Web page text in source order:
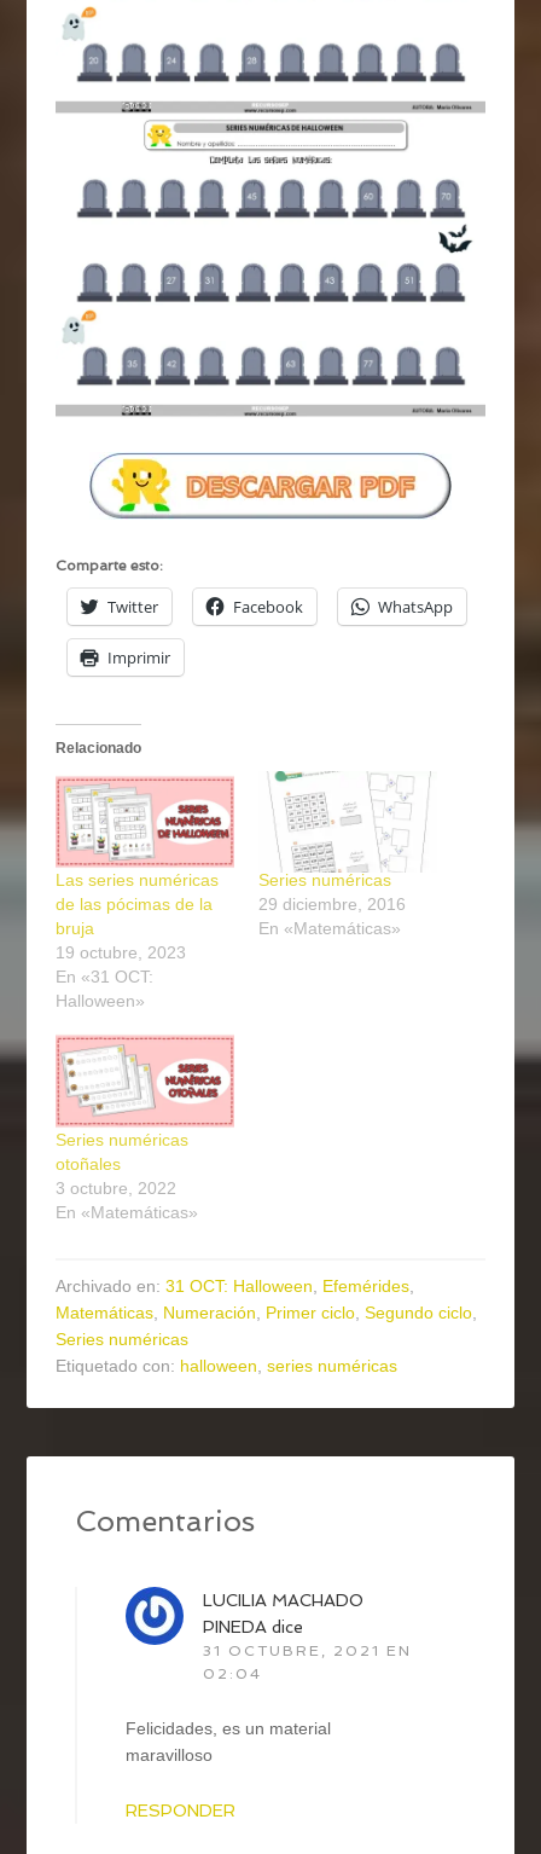
Comparte esto:
Twitter Facebook WhatsApp
Imprimir
Relacionado
Las series numéricas
de las pócimas de la
bruja
19 octubre, 2023
En «31 OCT:
Halloween»
Series numéricas
29 diciembre, 2016
En «Matemáticas»
Series numéricas
otoñales
3 octubre, 2022
En «Matemáticas»
Archivado en:31 OCT: Halloween Efemérides
Matemáticas Numeración Primer ciclo ,Segundo ciclo
Series numéricas
Etiquetado con: halloween ,series numéricas
Comentarios
LUCILIA MACHADO
PINEDA dice
31 OCTUBRE, 2021 EN
02:04
Felicidades, es un material
maravilloso
RESPONDER